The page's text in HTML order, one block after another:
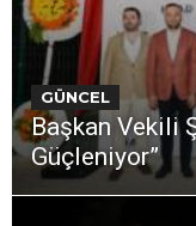
GÜNCEL
Başkan Vekili
Güçleniyor”